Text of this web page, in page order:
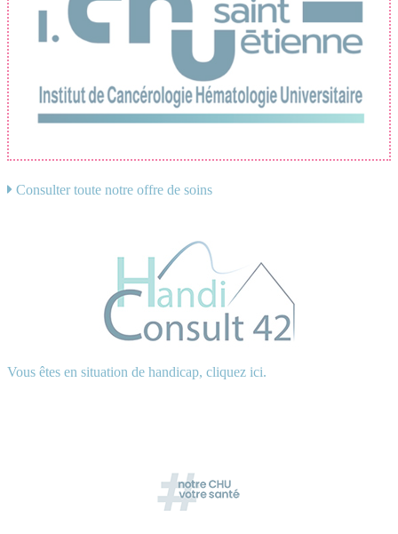
Consulter toute notre offre de soins
Vous êtes en situation de handicap, cliquez ici.